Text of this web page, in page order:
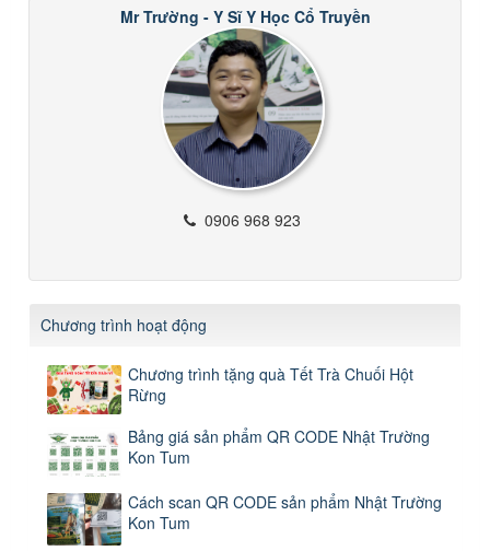
Mr Trường - Y Sĩ Y Học Cổ Truyền
0906 968 923
Chương trình hoạt động
Chương trình tặng quà Tết Trà Chuối Hột
Rừng
Bảng giá sản phẩm QR CODE Nhật Trường
Kon Tum
Cách scan QR CODE sản phẩm Nhật Trường
Kon Tum